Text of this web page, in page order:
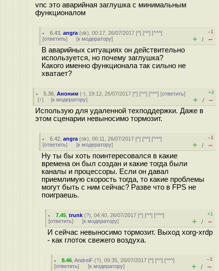
vnc это аварийная заглушка с минимальным
функционалом
6.43 ,angra (ok), 00:17, 26/07/2017 [^] [^^] [^^^]
[ответить] [к модератору]
–1
+ / –
В аварийных ситуациях он действительно
используется, но почему заглушка?
Какого именно функционала так сильно не
хватает?
5.36 ,Аноним (-), 19:12, 25/07/2017 [^] [^^] [^^^] [ответить]
[↑] [к модератору]
+3
+ / –
Использую для удаленной техподдержки. Даже в
этом сценарии невыносимо тормозит.
6.42 ,angra (ok), 00:11, 26/07/2017 [^] [^^] [^^^]
[ответить] [к модератору]
–1
+ / –
Ну ты бы хоть поинтересовался в какие
времена он был создан и какие тогда были
каналы и процессоры. Если он давал
приемлимую скорость тогда, то какие проблемы
могут быть с ним сейчас? Разве что в FPS не
поиграешь.
7.45 ,trunk (?), 04:40, 26/07/2017 [^] [^^] [^^^]
[ответить] [к модератору]
+1
+ / –
И сейчас невыносимо тормозит. Выход xorg-xrdp
- как глоток свежего воздуха.
8.46 ,AndreiF (?), 09:35, 26/07/2017 [^] [^^] [^^^]
[ответить] [к модератору]
–1
+ / –